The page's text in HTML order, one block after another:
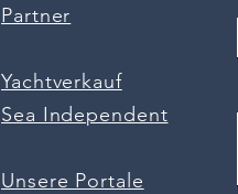
Partner
Yachtverkauf
Sea Independent
Unsere Portale